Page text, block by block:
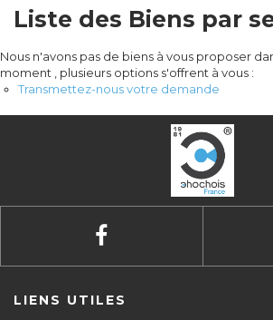
Estimation
L'agence
Contact
Liste des Biens par
Nous n'avons pas de biens à vous proposer
moment , plusieurs options s'offrent à vous :
Transmettez-nous votre demande
LIENS UTILES